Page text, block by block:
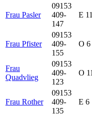
Frau Pasler
09153
409-
147
E 11
Frau Pfister
09153
409-
155
O 6
Frau
Quadvlieg
09153
409-
123
O 11
Frau Rother
09153
409-
135
E 6